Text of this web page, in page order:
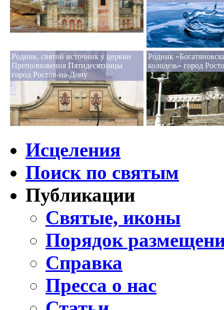
Родник, святой источник у церкви
Преполновения Пятидесятницы
город Ростов-на-Дону
Родник
колодезь» город
Исцеления
Поиск по святым
Публикации
Святые, иконы
Порядок
Справка
Пресса о нас